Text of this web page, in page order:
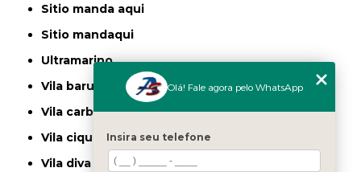
sitio manda aqui
sitio mandaqui
ultramarino
vila baruel
vila carbone
vila ciqueira
vila diva
Olá! Fale agora pelo WhatsApp
Insira seu telefone